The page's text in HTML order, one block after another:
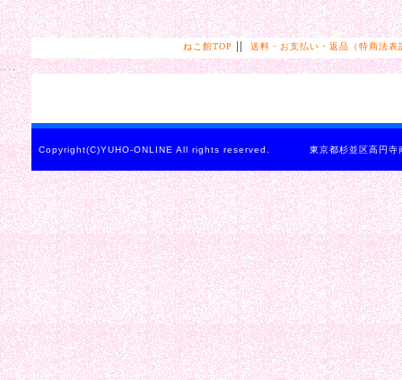
ねこ館TOP 送料・お支払い・返品（特商法表
Copyright(C)YUHO-ONLINE All rights reserved. 東京都杉並区高円寺